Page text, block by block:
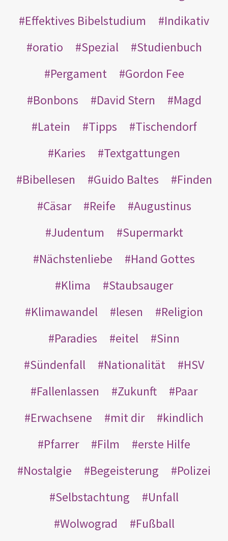
Effektives Bibelstudium
Indikativ
oratio
Spezial
Studienbuch
Pergament
Gordon Fee
Bonbons
David Stern
Magd
Latein
Tipps
Tischendorf
Karies
Textgattungen
Bibellesen
Guido Baltes
Finden
Cäsar
Reife
Augustinus
Judentum
Supermarkt
Nächstenliebe
Hand Gottes
Klima
Staubsauger
Klimawandel
lesen
Religion
Paradies
eitel
Sinn
Sündenfall
Nationalität
HSV
Fallenlassen
Zukunft
Paar
Erwachsene
mit dir
kindlich
Pfarrer
Film
erste Hilfe
Nostalgie
Begeisterung
Polizei
Selbstachtung
Unfall
Wolwograd
Fußball